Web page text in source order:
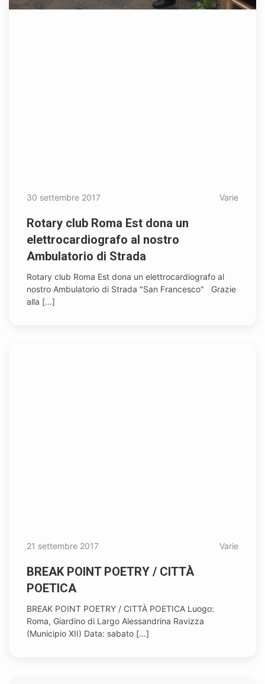
30 settembre 2017 Varie
Rotary club Roma Est dona un
elettrocardiografo al nostro
Ambulatorio di Strada
Rotary club Roma Est dona un elettrocardiografo al
nostro Ambulatorio di Strada "San Francesco" Grazie
alla [...]
21 settembre 2017 Varie
BREAK POINT POETRY / CITTÀ
POETICA
BREAK POINT POETRY / CITTÀ POETICA Luogo:
Roma, Giardino di Largo Alessandrina Ravizza
(Municipio XII) Data: sabato [...]